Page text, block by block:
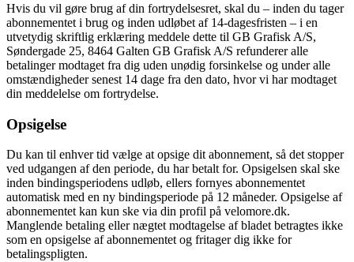
Hvis du vil gøre brug af din fortrydelsesret, skal du – inden du tager
abonnementet i brug og inden udløbet af 14-dagesfristen – i en
utvetydig skriftlig erklæring meddele dette til GB Grafisk A/S,
Søndergade 25, 8464 Galten GB Grafisk A/S refunderer alle
betalinger modtaget fra dig uden unødig forsinkelse og under alle
omstændigheder senest 14 dage fra den dato, hvor vi har modtaget
din meddelelse om fortrydelse.
Opsigelse
Du kan til enhver tid vælge at opsige dit abonnement, så det stopper
ved udgangen af den periode, du har betalt for. Opsigelsen skal ske
inden bindingsperiodens udløb, ellers fornyes abonnementet
automatisk med en ny bindingsperiode på 12 måneder. Opsigelse af
abonnementet kan kun ske via din profil på velomore.dk.
Manglende betaling eller nægtet modtagelse af bladet betragtes ikke
som en opsigelse af abonnementet og fritager dig ikke for
betalingspligten.